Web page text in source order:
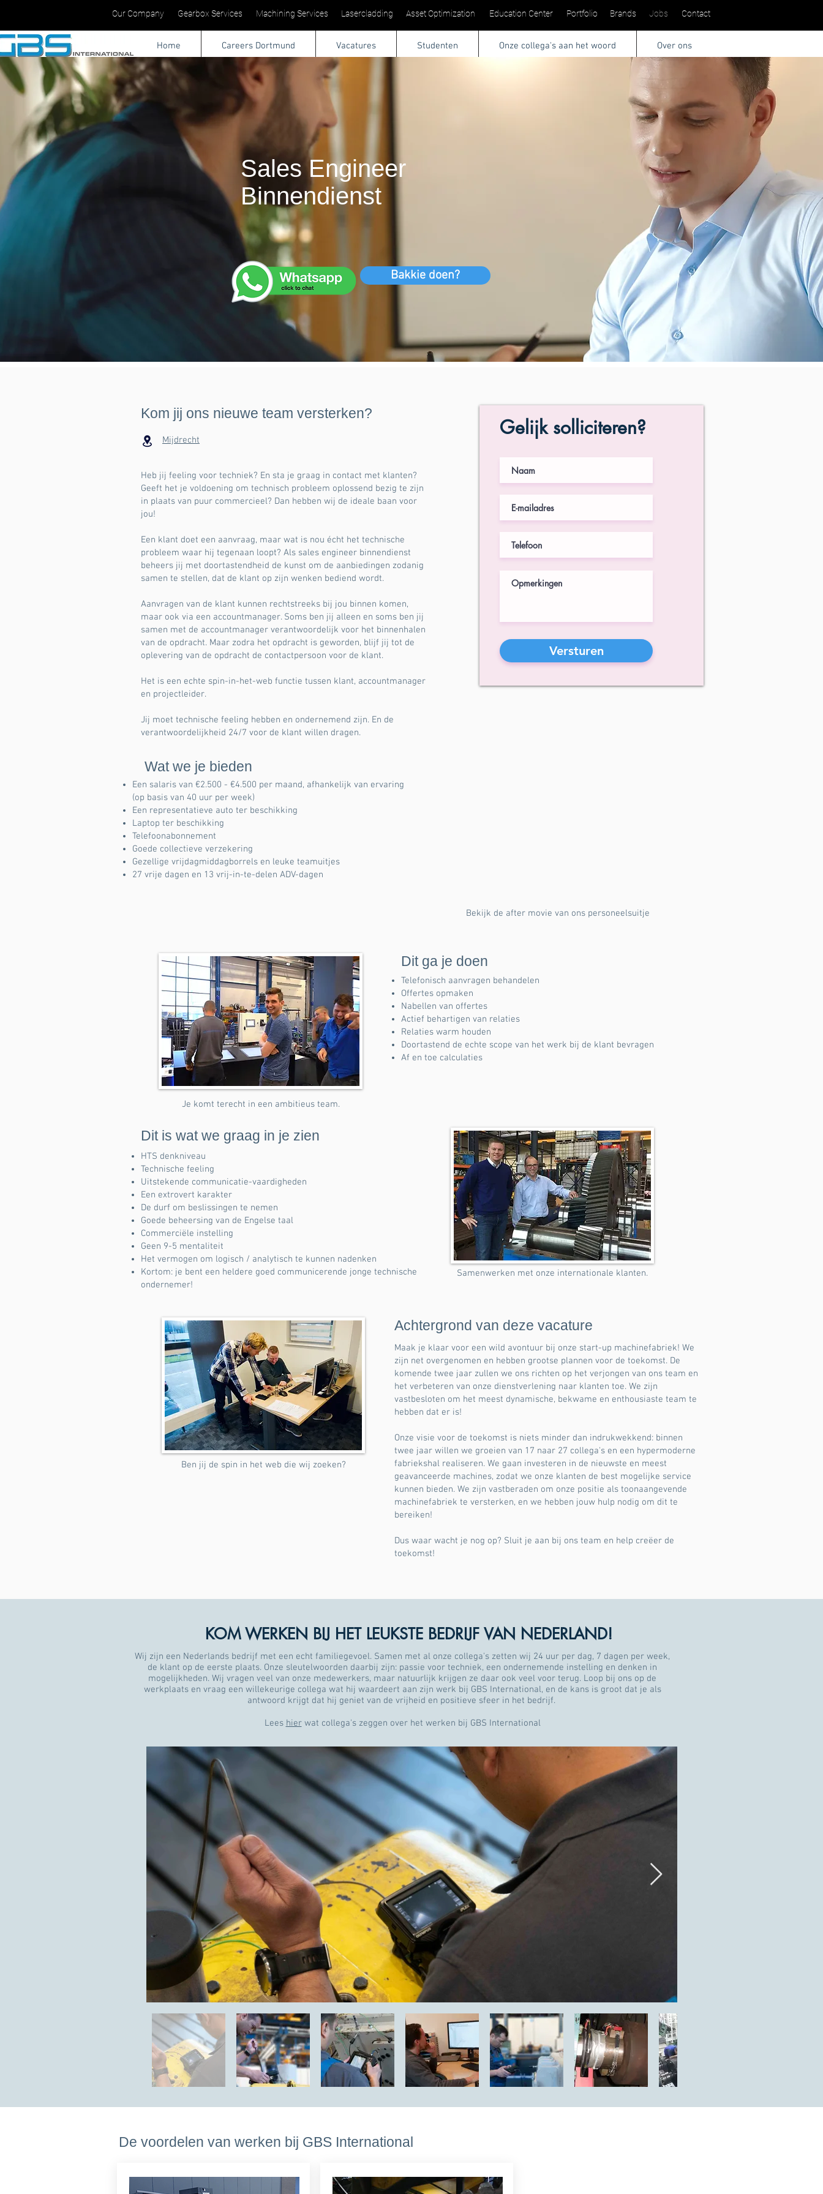
Our Company Gearbox Services Machining Services Lasercladding Asset Optimization Education Center Portfolio Brands Jobs Contact
Home Careers Dortmund Vacatures Studenten Onze collega's aan het woord Over ons
Sales Engineer
Binnendienst
Bakkie doen?
Kom jij ons nieuwe team versterken?
Heb jij feeling voor techniek? En sta je graag in contact met klanten?
Geeft het je voldoening om technisch probleem oplossend bezig te zijn
in plaats van puur commercieel? Dan hebben wij de ideale baan voor
jou!
Een klant doet een aanvraag, maar wat is nou écht het technische
probleem waar hij tegenaan loopt? Als sales engineer binnendienst
beheers jij met doortastendheid de kunst om de aanbiedingen zodanig
samen te stellen, dat de klant op zijn wenken bediend wordt.
Aanvragen van de klant kunnen rechtstreeks bij jou binnen komen,
maar ook via een accountmanager. Soms ben jij alleen en soms ben jij
samen met de accountmanager verantwoordelijk voor het binnenhalen
van de opdracht. Maar zodra het opdracht is geworden, blijf jij tot de
oplevering van de opdracht de contactpersoon voor de klant.
Het is een echte spin-in-het-web functie tussen klant, accountmanager
en projectleider.
Jij moet technische feeling hebben en ondernemend zijn. En de
verantwoordelijkheid 24/7 voor de klant willen dragen.
Gelijk solliciteren?
Versturen
Mijdrecht
Wat we je bieden
Een salaris van €2.500 - €4.500 per maand, afhankelijk van ervaring
(op basis van 40 uur per week)
Een representatieve auto ter beschikking
Laptop ter beschikking
Telefoonabonnement
Goede collectieve verzekering
Gezellige vrijdagmiddagborrels en leuke teamuitjes
27 vrije dagen en 13 vrij-in-te-delen ADV-dagen
Bekijk de after movie van ons personeelsuitje
Je komt terecht in een ambitieus team.
Dit ga je doen
Telefonisch aanvragen behandelen
Offertes opmaken
Nabellen van offertes
Actief behartigen van relaties
Relaties warm houden
Doortastend de echte scope van het werk bij de klant bevragen
Af en toe calculaties
Dit is wat we graag in je zien
HTS denkniveau
Technische feeling
Uitstekende communicatie-vaardigheden
Een extrovert karakter
De durf om beslissingen te nemen
Goede beheersing van de Engelse taal
Commerciële instelling
Geen 9-5 mentaliteit
Het vermogen om logisch / analytisch te kunnen nadenken
Kortom: je bent een heldere goed communicerende jonge technische
ondernemer!
Samenwerken met onze internationale klanten.
Ben jij de spin in het web die wij zoeken?
Achtergrond van deze vacature
Maak je klaar voor een wild avontuur bij onze start-up machinefabriek! We
zijn net overgenomen en hebben grootse plannen voor de toekomst. De
komende twee jaar zullen we ons richten op het verjongen van ons team en
het verbeteren van onze dienstverlening naar klanten toe. We zijn
vastbesloten om het meest dynamische, bekwame en enthousiaste team te
hebben dat er is!
Onze visie voor de toekomst is niets minder dan indrukwekkend: binnen
twee jaar willen we groeien van 17 naar 27 collega's en een hypermoderne
fabriekshal realiseren. We gaan investeren in de nieuwste en meest
geavanceerde machines, zodat we onze klanten de best mogelijke service
kunnen bieden. We zijn vastberaden om onze positie als toonaangevende
machinefabriek te versterken, en we hebben jouw hulp nodig om dit te
bereiken!
Dus waar wacht je nog op? Sluit je aan bij ons team en help creëer de
toekomst!
KOM WERKEN BIJ HET LEUKSTE BEDRIJF VAN NEDERLAND!
Wij zijn een Nederlands bedrijf met een echt familiegevoel. Samen met al onze collega's zetten wij 24 uur per dag, 7 dagen per week,
de klant op de eerste plaats. Onze sleutelwoorden daarbij zijn: passie voor techniek, een ondernemende instelling en denken in
mogelijkheden. Wij vragen veel van onze medewerkers, maar natuurlijk krijgen ze daar ook veel voor terug. Loop bij ons op de
werkplaats en vraag een willekeurige collega wat hij waardeert aan zijn werk bij GBS International, en de kans is groot dat je als
antwoord krijgt dat hij geniet van de vrijheid en positieve sfeer in het bedrijf.
Lees hierwat collega's zeggen over het werken bij GBS International
De voordelen van werken bij GBS International